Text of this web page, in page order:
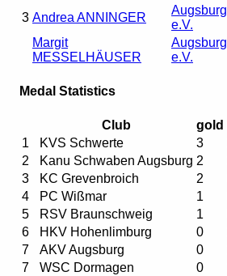
3 Andrea ANNINGER
e.V.
Margit
MESSELHÄUSER
e.V.
Medal Statistics
Club gold
1
KVS Schwerte 3
2
Kanu Schwaben Augsburg 2
3
KC Grevenbroich 2
4
PC Wißmar 1
5
RSV Braunschweig 1
6
HKV Hohenlimburg 0
7
AKV Augsburg 0
7
WSC Dormagen 0